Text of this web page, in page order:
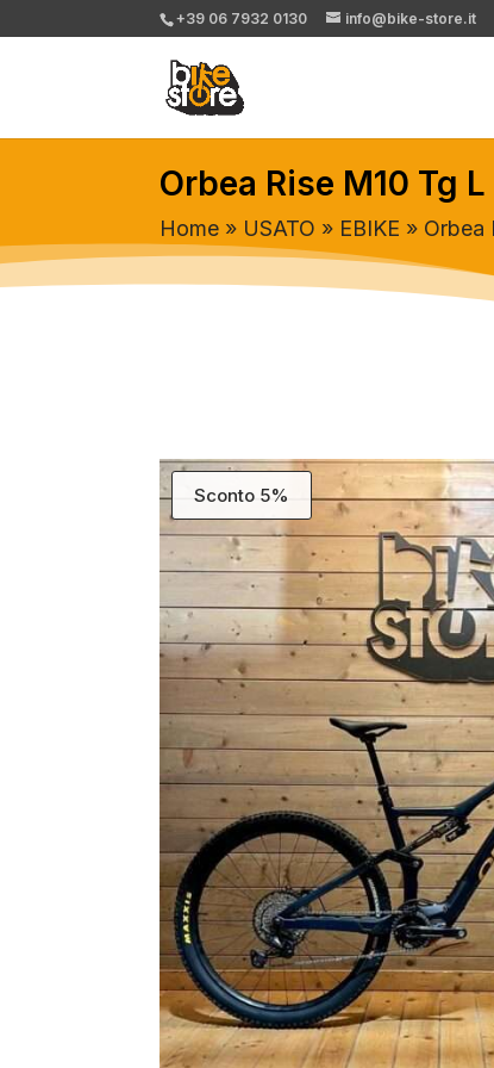
+39 06 7932 0130 info@bike-store.it
Orbea Rise M10 Tg
Home » USATO » EBIKE » Orbea
Sconto 5%